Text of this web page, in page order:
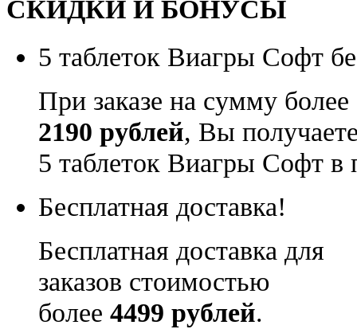
СКИДКИ И БОНУСЫ
5 таблеток Виагры Софт
При заказе на сумму более
2190 рублей, Вы
5 таблеток Виагры Софт в
Бесплатная доставка!
Бесплатная доставка для
заказов стоимостью
более 4499 рублей.